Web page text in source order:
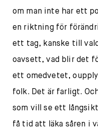
om man inte har ett
en riktning för
ett tag, kanske till
oavsett, vad blir det
ett omedvetet,
folk. Det är farligt.
som vill se ett
få tid att läka såren i